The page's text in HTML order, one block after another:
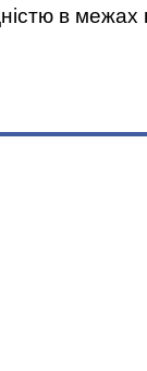
в межах